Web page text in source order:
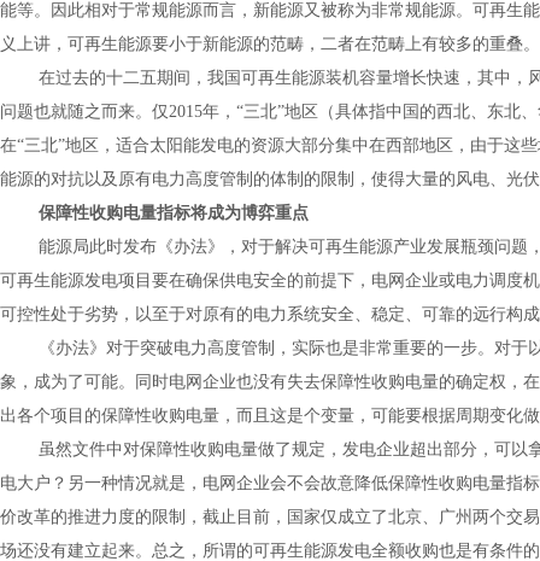
能等。因此相对于常规能源而言，新能源又被称为非常规能源。可再生
义上讲，可再生能源要小于新能源的范畴，二者在范畴上有较多的重叠。
在过去的十二五期间，我国可再生能源装机容量增长快速，其中
问题也就随之而来。仅2015年，“三北”地区（具体指中国的西北、东北
在“三北”地区，适合太阳能发电的资源大部分集中在西部地区，由于这
能源的对抗以及原有电力高度管制的体制的限制，使得大量的风电、光
保障性收购电量指标将成为博弈重点
能源局此时发布《办法》，对于解决可再生能源产业发展瓶颈问
可再生能源发电项目要在确保供电安全的前提下，电网企业或电力调度
可控性处于劣势，以至于对原有的电力系统安全、稳定、可靠的远行构
《办法》对于突破电力高度管制，实际也是非常重要的一步。对
象，成为了可能。同时电网企业也没有失去保障性收购电量的确定权，
出各个项目的保障性收购电量，而且这是个变量，可能要根据周期变化
虽然文件中对保障性收购电量做了规定，发电企业超出部分，可
电大户？另一种情况就是，电网企业会不会故意降低保障性收购电量指
价改革的推进力度的限制，截止目前，国家仅成立了北京、广州两个交
场还没有建立起来。总之，所谓的可再生能源发电全额收购也是有条件